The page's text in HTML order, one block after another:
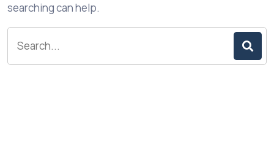
searching can help.